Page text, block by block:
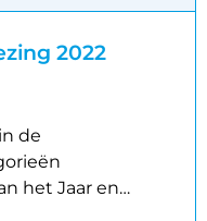
2022
de
het Jaar en…